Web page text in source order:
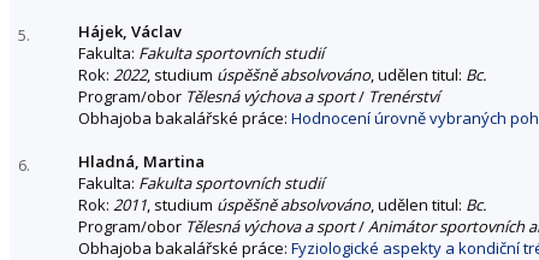
5.
Hájek, Václav
Fakulta: Fakulta sportovních studií
Rok: 2022, studium úspěšně absolvováno, udělen titul: Bc.
Program/obor Tělesná výchova a sport/ Trenérství
Obhajoba bakalářské práce: Hodnocení úrovně vybraných
6.
Hladná, Martina
Fakulta: Fakulta sportovních studií
Rok: 2011, studium úspěšně absolvováno, udělen titul: Bc.
Program/obor Tělesná výchova a sport/Animátor sportovních
Obhajoba bakalářské práce: Fyziologické aspekty a kondiční